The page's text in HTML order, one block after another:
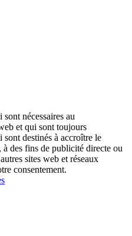
nécessaires au
et qui sont toujours
sont destinés à accroître le
des fins de publicité directe ou
sites web et réseaux
consentement.